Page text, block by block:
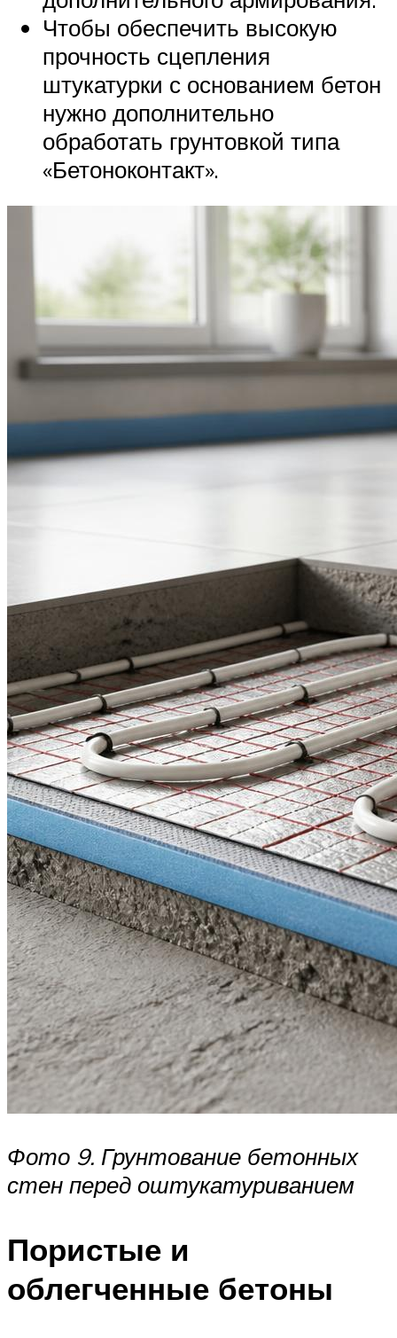
Чтобы обеспечить высокую
прочность сцепления
штукатурки с основанием бетон
нужно дополнительно
обработать грунтовкой типа
«Бетоноконтакт».
Фото 9. Грунтование бетонных
стен перед оштукатуриванием
Пористые и
облегченные бетоны